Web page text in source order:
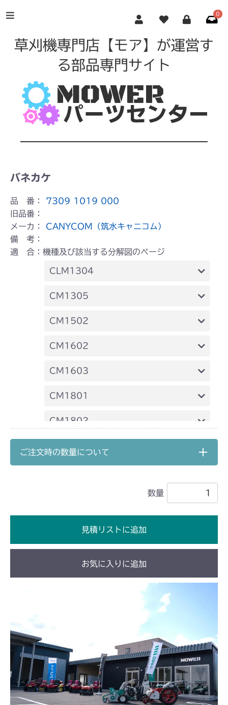
0
草刈機専門店【モア】が運営す
る部品専門サイト
バネカケ
品 番： 7309 1019 000
旧品番：
メーカ： CANYCOM（筑水キャニコム）
備 考：
適 合：機種及び該当する分解図のページ
CLM1304
ミッション FIG1 ケーシング
CM1305
ミッション FIG1 ケーシング
CM1502
ミッション HT051A FIG1 ケーシング
CM1602
ミッション FIG1 ケーシング
CM1603
ミッション FIG1 ケーシング
CM1801
ミッション HT051A FIG1 ケーシング
ミッション HT051B FIG1 ケーシング
CM1802
ミッション HI051B FIG1 ケーシング
ミッション FIG1 ケーシング
ミッション FIG1 ケーシング
CM211
ミッション FIG1 ケーシング
ミッション FIG1 ケーシング
ミッション FIG1 ケーシング
ご注文時の数量について
数量
見積リストに追加
お気に入りに追加